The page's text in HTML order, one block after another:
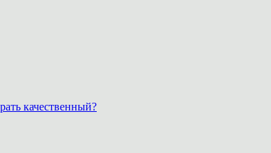
качественный?